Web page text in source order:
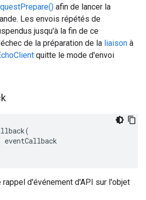
afin de lancer la
Les envois répétés de
jusqu'à la fin de ce
de la préparation de la liaison à
quitte le mode d'envoi
eventCallback
d'événement d'API sur l'objet